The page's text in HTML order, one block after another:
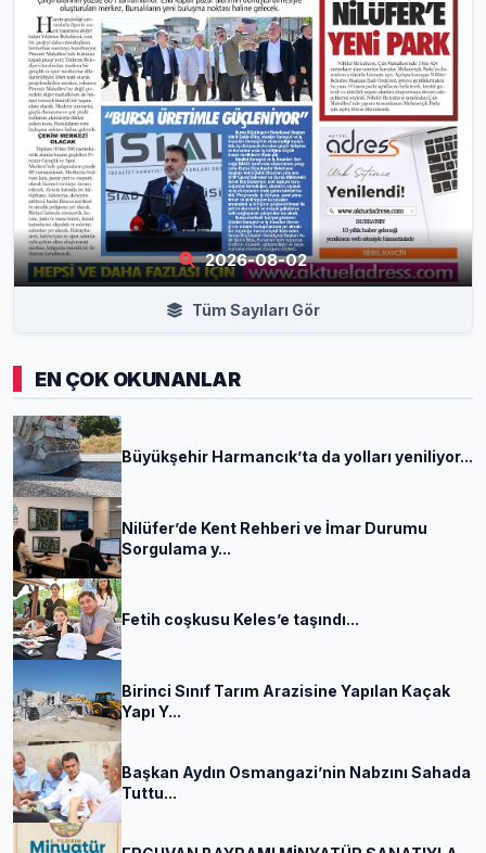
2026-08-02
Tüm Sayıları Gör
EN ÇOK OKUNANLAR
Büyükşehir Harmancık’ta da yolları yeniliyor...
Nilüfer’de Kent Rehberi ve İmar Durumu
Sorgulama y...
Fetih coşkusu Keles’e taşındı...
Birinci Sınıf Tarım Arazisine Yapılan Kaçak
Yapı Y...
Başkan Aydın Osmangazi’nin Nabzını Sahada
Tuttu...